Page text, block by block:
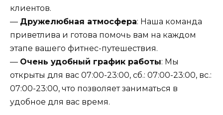
клиентов.
— Дружелюбная атмосфера: Наша команда
приветлива и готова помочь вам на каждом
этапе вашего фитнес-путешествия.
— Очень удобный график работы: Мы
открыты для вас 07:00-23:00, сб.: 07:00-23:00, вс.:
07:00-23:00, что позволяет заниматься в
удобное для вас время.